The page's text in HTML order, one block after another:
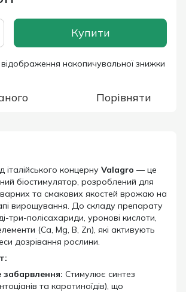
Купити
накопичувальної знижки
Порівняти
італійського концерну Valagro — це
біостимулятор, розроблений для
та смакових якостей врожаю на
вирощування. До складу препарату
три-полісахариди, уронові кислоти,
(Ca, Mg, B, Zn), які активують
дозрівання рослини.
забарвлення: Стимулює синтез
та каротиноїдів), що